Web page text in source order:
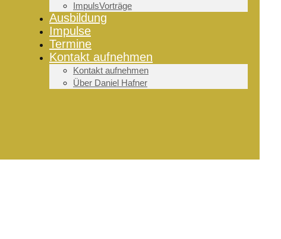
ImpulsVorträge
Ausbildung
Impulse
Termine
Kontakt aufnehmen
Kontakt aufnehmen
Über Daniel Hafner